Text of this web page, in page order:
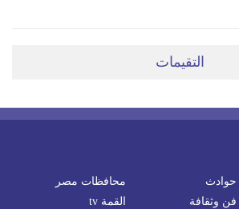
التقيمات
حوادث
محافظات مصر
فن وثقافة
القمة tv